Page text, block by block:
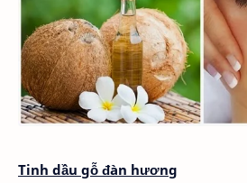
Tinh dầu gỗ đàn hương